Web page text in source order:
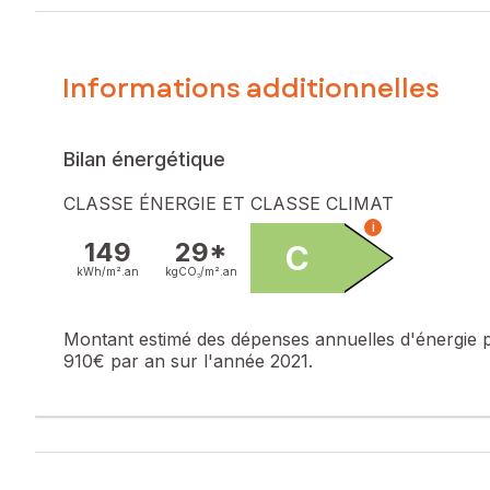
facilite le stationnement des résidents et de leurs
beaux jours. Construit en 2011, cet appartement allie
Prix de vente : 179 000 €
Honoraires charge vendeur
Contactez votre conseiller SAFTI : Charles-Antoine
numéro 893 451 484
Informations additionnelles
Bilan énergétique
CLASSE ÉNERGIE ET CLASSE CLIMAT
149
kWh/m². an
29*
kgCO₂/m². an C
i
Montant estimé des dépenses annuelles d'énergie
910€ par an sur l'année 2021.